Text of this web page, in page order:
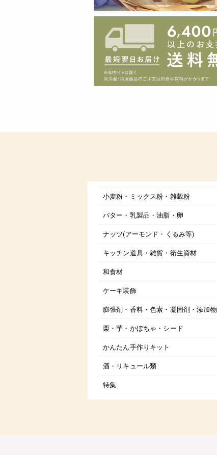
小麦粉・ミックス粉・雑穀粉
バター・乳製品・油脂・卵
ナッツ(アーモンド・くるみ等)
キッチン道具・雑貨・衛生資材
和食材
ケーキ装飾
膨張剤・香料・色素・凝固剤・添加物
栗・芋・かぼちゃ・シード
かんたん手作りキット
酒・リキュール類
特集